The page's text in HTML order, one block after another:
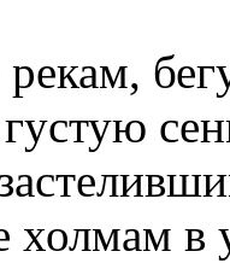
рекам,
холмам в